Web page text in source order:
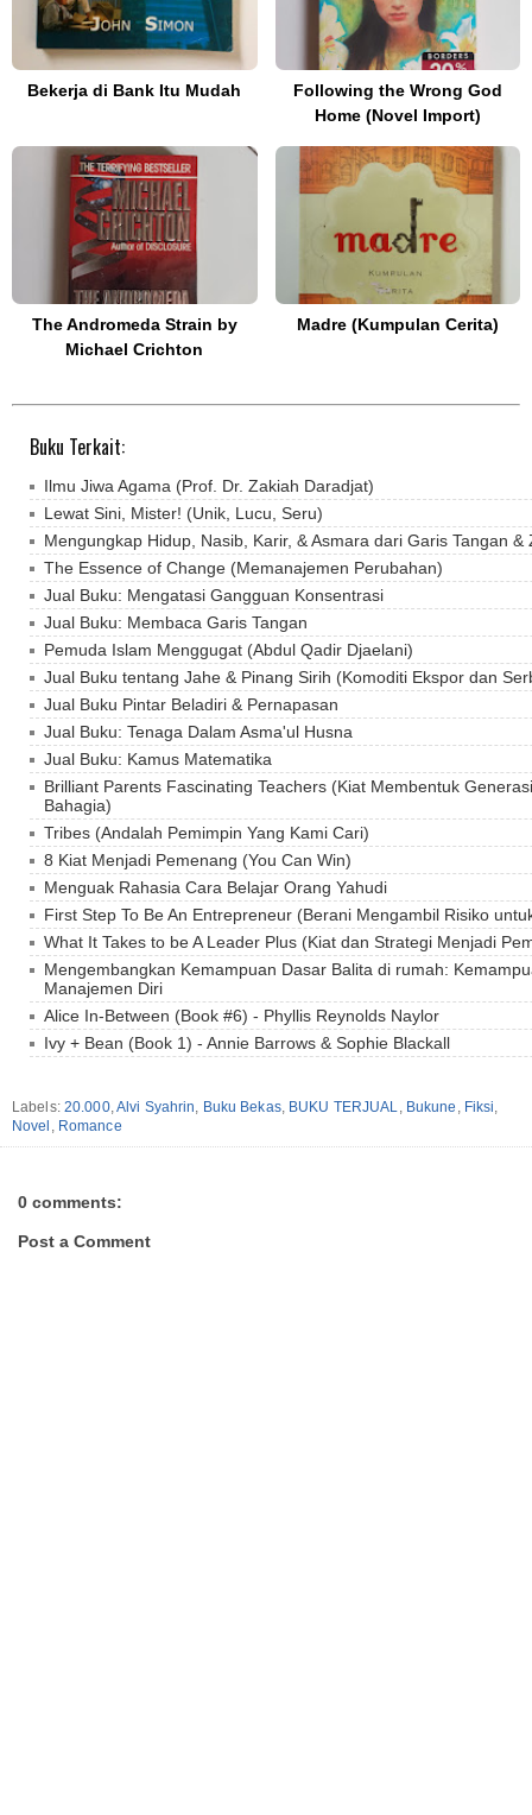
Bekerja di Bank Itu Mudah
Following the Wrong God
Home (Novel Import)
The Andromeda Strain by
Michael Crichton
Madre (Kumpulan Cerita)
Buku Terkait:
Ilmu Jiwa Agama (Prof. Dr. Zakiah Daradjat)
Lewat Sini, Mister! (Unik, Lucu, Seru)
Mengungkap Hidup, Nasib, Karir, & Asmara dari Garis Tangan &
The Essence of Change (Memanajemen Perubahan)
Jual Buku: Mengatasi Gangguan Konsentrasi
Jual Buku: Membaca Garis Tangan
Pemuda Islam Menggugat (Abdul Qadir Djaelani)
Jual Buku tentang Jahe & Pinang Sirih (Komoditi Ekspor dan
Jual Buku Pintar Beladiri & Pernapasan
Jual Buku: Tenaga Dalam Asma'ul Husna
Jual Buku: Kamus Matematika
Brilliant Parents Fascinating Teachers (Kiat Membentuk
Bahagia)
Tribes (Andalah Pemimpin Yang Kami Cari)
8 Kiat Menjadi Pemenang (You Can Win)
Menguak Rahasia Cara Belajar Orang Yahudi
First Step To Be An Entrepreneur (Berani Mengambil Risiko
What It Takes to be A Leader Plus (Kiat dan Strategi Menjadi
Mengembangkan Kemampuan Dasar Balita di rumah:
Manajemen Diri
Alice In-Between (Book #6) - Phyllis Reynolds Naylor
Ivy + Bean (Book 1) - Annie Barrows & Sophie Blackall
Labels: 20.000,Alvi Syahrin, Buku Bekas, BUKU TERJUAL, Bukune , Fiksi,
Novel , Romance
0 comments:
Post a Comment